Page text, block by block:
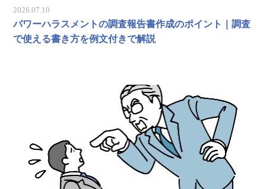
2026.07.10
パワーハラスメントの調査報告書作成のポイント｜調査
で使える書き方を例文付きで解説